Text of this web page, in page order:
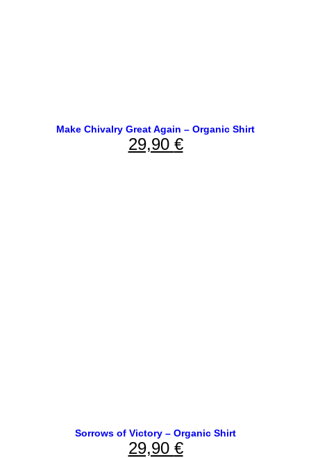
Make Chivalry Great Again – Organic Shirt
29,90 €
Sorrows of Victory – Organic Shirt
29,90 €